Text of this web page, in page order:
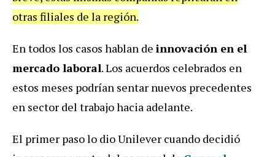
otras filiales de la región.
En todos los casos hablan de innovación en el
mercado laboral. Los acuerdos celebrados en
estos meses podrían sentar nuevos precedentes
en sector del trabajo hacia adelante.
El primer paso lo dio Unilever cuando decidió